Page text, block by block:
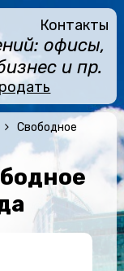
Контакты
офисы,
и пр.
Свободное